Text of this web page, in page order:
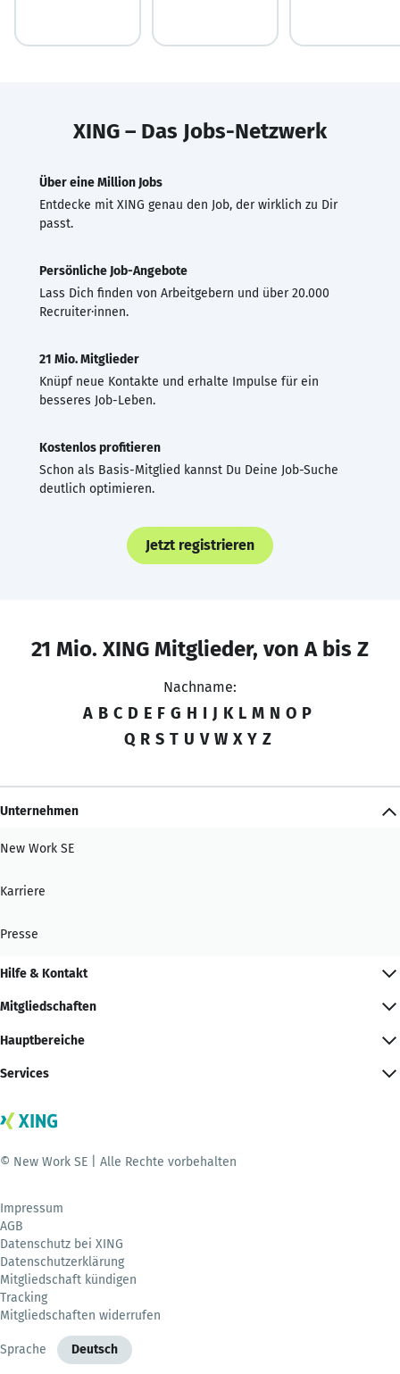
XING – Das Jobs-Netzwerk
Über eine Million Jobs
Entdecke mit XING genau den Job, der wirklich zu Dir
passt.
Persönliche Job-Angebote
Lass Dich finden von Arbeitgebern und über 20.000
Recruiter·innen.
21 Mio. Mitglieder
Knüpf neue Kontakte und erhalte Impulse für ein
besseres Job-Leben.
Kostenlos profitieren
Schon als Basis-Mitglied kannst Du Deine Job-Suche
deutlich optimieren.
Jetzt registrieren
21 Mio. XING Mitglieder, von A bis Z
Nachname:
A B C D E F G H I J K L M N O P
Q R S T U V W X Y Z
Unternehmen
New Work SE
Karriere
Presse
Hilfe & Kontakt
Mitgliedschaften
Hauptbereiche
Services
© New Work SE | Alle Rechte vorbehalten
Impressum
AGB
Datenschutz bei XING
Datenschutzerklärung
Mitgliedschaft kündigen
Tracking
Mitgliedschaften widerrufen
Sprache Deutsch